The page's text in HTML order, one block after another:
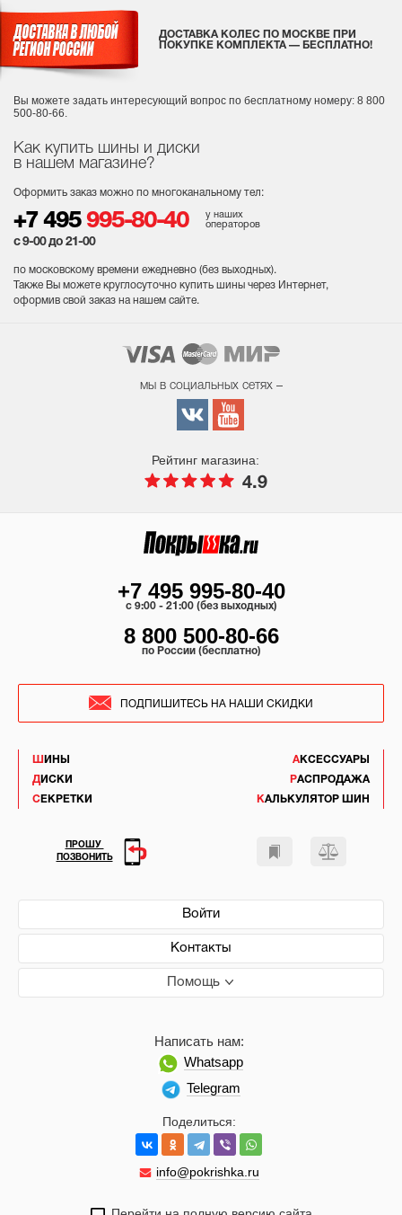
Как купить шины и диски
в нашем магазине?
Оформить заказ можно по многоканальному тел:
+7 495 995-80-40
у наших
операторов
с 9-00 до 21-00
по московскому времени ежедневно (без выходных).
Также Вы можете круглосуточно купить шины через Интернет,
оформив свой заказ на нашем сайте.
ДОСТАВКА КОЛЕС ПО МОСКВЕ ПРИ
ПОКУПКЕ КОМПЛЕКТА — БЕСПЛАТНО!
Вы можете задать интересующий вопрос по бесплатному номеру: 8 800
500-80-66.
мы в социальных сетях –
Рейтинг магазина:
4.9
ШИНЫ
ДИСКИ
СЕКРЕТКИ
АКСЕССУАРЫ
РАСПРОДАЖА
КАЛЬКУЛЯТОР ШИН
Войти
Контакты
Помощь
Поделиться:
info@pokrishka.ru
Написать нам:
Whatsapp
Telegram
+7 495 995-80-40
c 9:00 - 21:00 (без выходных)
8 800 500-80-66
по России (бесплатно)
ПОДПИШИТЕСЬ НА НАШИ СКИДКИ
ПРОШУ
ПОЗВОНИТЬ